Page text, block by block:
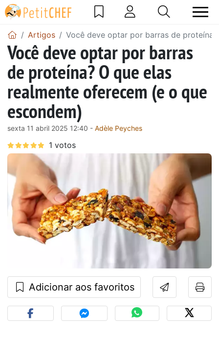
Artigos Você deve optar por barras de
Você deve optar por barras
de proteína? O que elas
realmente oferecem (e o que
escondem)
sexta 11 abril 2025 12:40 - Adèle Peyches
Adicionar aos favoritos